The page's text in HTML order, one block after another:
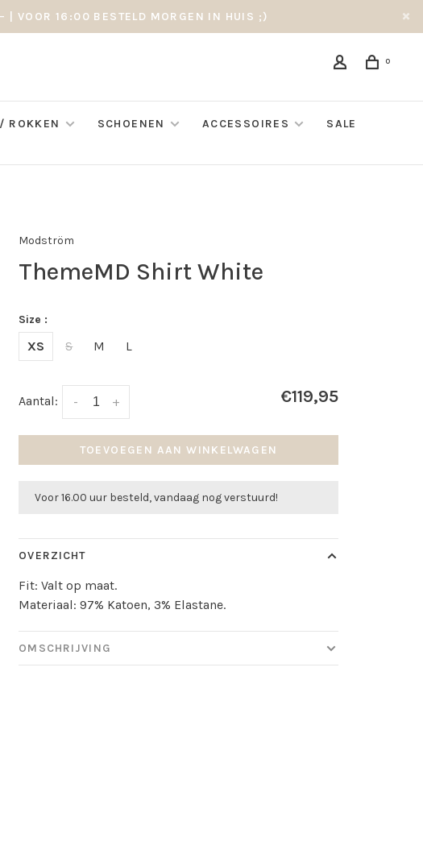
| VOOR 16:00 BESTELD MORGEN IN HUIS ;)
0
ROKKEN SCHOENEN ACCESSOIRES
SALE
Modström
ThemeMD Shirt White
Size :
XS S M L
Aantal: +
- €119,95
TOEVOEGEN AAN WINKELWAGEN
Voor 16.00 uur besteld, vandaag nog verstuurd!
OVERZICHT
Fit: Valt op maat.
Materiaal: 97% Katoen, 3% Elastane.
OMSCHRIJVING